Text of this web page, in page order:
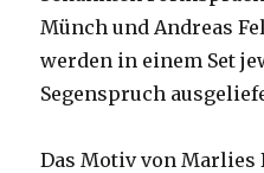
Münch und Andreas
werden in einem Set
Segenspruch
Das Motiv von Marlies